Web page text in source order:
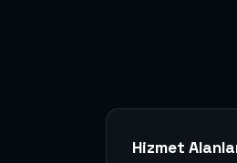
Hizmet